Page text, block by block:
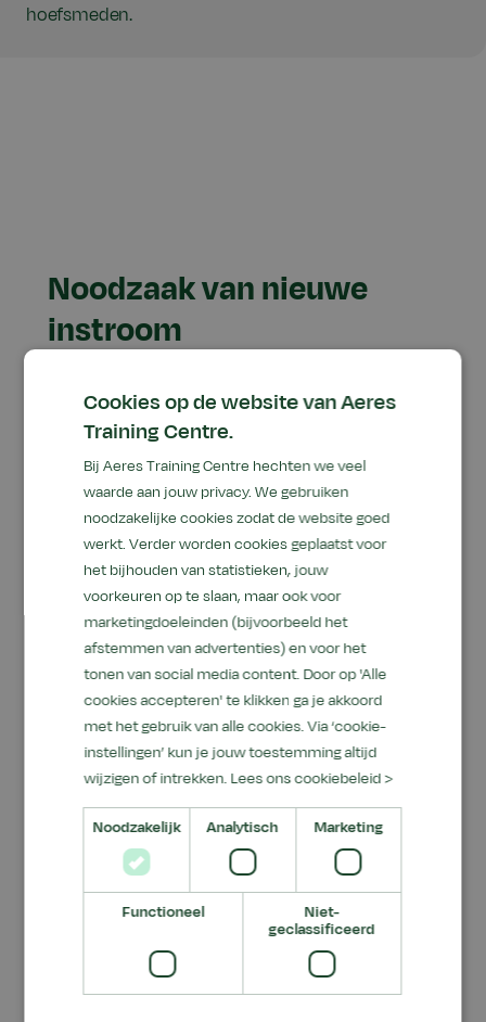
hoefsmeden.
Noodzaak van nieuwe
instroom
gediplomeerde hoefsmeden actief, terwijl er
bijna een half miljoen paarden zijn. Het vak
vergrijst en wachttijden voor bekapping en
hoefverzorging lopen op. Met de nieuwe
opleiding wil ATC volwassenen de kans bieden
dit ambacht te leren en zich te ontwikkelen tot
zelfstandig hoefsmid.
Over de opleiding
De opleiding start op 20 januari 2026 bij het
Aeres Hippisch Centrum in Kootwijkerbroek en
bestaat uit 82 lesdagen waarin theorie en
praktijk worden gecombineerd. Deelnemers
leren alles over anatomie, biomechanica,
bekappen, beslaan en smeden van hoefijzers,
maar ook over ondernemerschap en
klantcommunicatie. Zo zijn afgestudeerden
Cookies op de website van Aeres
Training Centre.
Bij Aeres Training Centre hechten we veel
waarde aan jouw privacy. We gebruiken
noodzakelijke cookies zodat de website goed
werkt. Verder worden cookies geplaatst voor
het bijhouden van statistieken, jouw
voorkeuren op te slaan, maar ook voor
marketingdoeleinden (bijvoorbeeld het
afstemmen van advertenties) en voor het
tonen van social media content. Door op 'Alle
cookies accepteren' te klikken ga je akkoord
met het gebruik van alle cookies. Via ‘cookie-
instellingen’ kun je jouw toestemming altijd
wijzigen of intrekken. Lees ons cookiebeleid >
Noodzakelijk Analytisch Marketing
Functioneel
Niet-
geclassificeerd